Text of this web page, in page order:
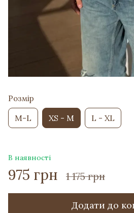
Розмір
M-L XS - M L - XL
В наявності
975 грн 1 175 грн
Додати до